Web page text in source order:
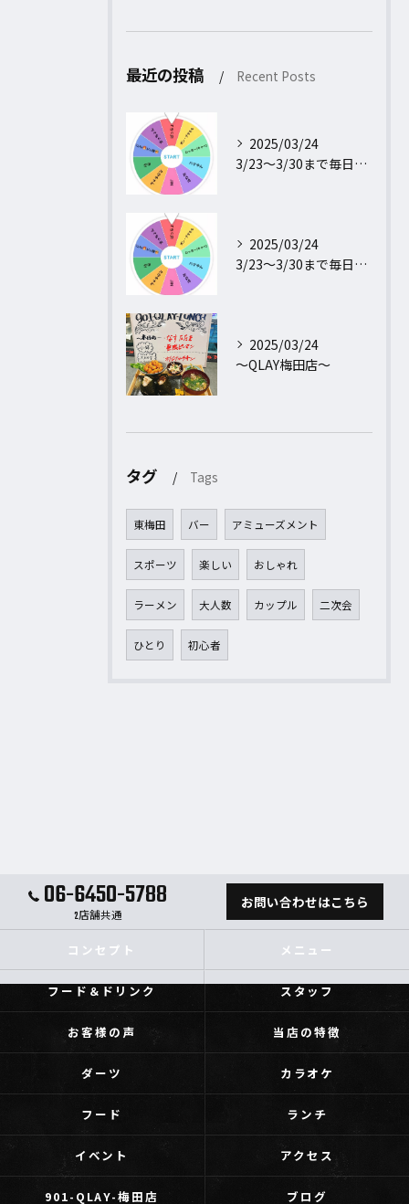
最近の投稿 Recent Posts
2025/03/24
3/23〜3/30まで毎日行われるフォロー＆リポストキャンペ...
2025/03/24
3/23〜3/30まで毎日行われるフォロー＆リポストキャンペ...
2025/03/24
〜QLAY梅田店〜
タグ Tags
東梅田 バー アミューズメント
スポーツ 楽しい おしゃれ
ラーメン 大人数 カップル 二次会
ひとり 初心者
06-6450-5788
2店舗共通
お問い合わせはこちら
コンセプト メニュー
フード＆ドリンク スタッフ
お客様の声 当店の特徴
ダーツ カラオケ
フード ランチ
イベント アクセス
901-QLAY-梅田店 ブログ